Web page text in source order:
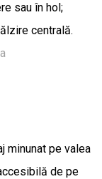
sau în hol;
centrală.
minunat pe valea
de pe